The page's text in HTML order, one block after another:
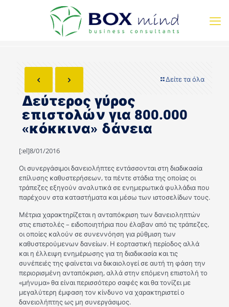
Δείτε τα όλα
Δεύτερος γύρος
επιστολών για 800.000
«κόκκινα» δάνεια
[:el]8/01/2016
Οι συνεργάσιμοι δανειολήπτες εντάσσονται στη διαδικασία
επίλυσης καθυστερήσεων, τα πέντε στάδια της οποίας οι
τράπεζες εξηγούν αναλυτικά σε ενημερωτικά φυλλάδια που
παρέχουν στα καταστήματα και μέσω των ιστοσελίδων τους.
Μέτρια χαρακτηρίζεται η ανταπόκριση των δανειοληπτών
στις επιστολές – ειδοποιητήρια που έλαβαν από τις τράπεζες,
οι οποίες καλούν σε συνεννόηση για ρύθμιση των
καθυστερούμενων δανείων. Η εορταστική περίοδος αλλά
και η έλλειψη ενημέρωσης για τη διαδικασία και τις
συνέπειές της φαίνεται να δικαιολογεί σε αυτή τη φάση την
περιορισμένη ανταπόκριση, αλλά στην επόμενη επιστολή το
«μήνυμα» θα είναι περισσότερο σαφές και θα τονίζει με
μεγαλύτερη έμφαση τον κίνδυνο να χαρακτηριστεί ο
δανειολήπτης ως μη συνεργάσιμος.